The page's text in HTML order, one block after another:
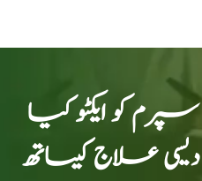
کو ایکٹو کیا
علاج کیساتھ